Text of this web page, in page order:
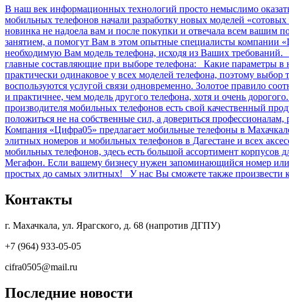
В наш век информационных технологий просто немыслимо
мобильных телефонов начали разработку новых моделей
новинка не надоела вам и после покупки и отвечала всем вашим
занятием, а помогут Вам в этом опытные специалисты компании
необходимую Вам модель телефона, исходя из Ваших
главные составляющие при выборе телефона: Какие параметры в
практически одинаковое у всех моделей телефона, поэтому
воспользуются услугой связи одновременно. Золотое правило
и практичнее, чем модель другого телефона, хотя и очень
производителя мобильных телефонов есть свой качественный
положиться не на собственные сил, а довериться
Компания «Цифра05» предлагает мобильные телефоны в
элитных номеров и мобильных телефонов в Дагестане и всех
мобильных телефонов, здесь есть большой ассортимент
Мегафон. Если вашему бизнесу нужен запоминающийся номер
простых до самых элитных! У нас Вы сможете также произвести
Контакты
г. Махачкала, ул. Ярагского, д. 68 (напротив ДГПУ)
+7 (964) 933-05-05
cifra0505@mail.ru
Последние новости